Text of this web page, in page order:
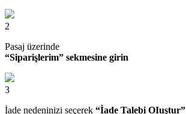
2
Pasaj üzerinde
“Siparişlerim” sekmesine girin
3
İade nedeninizi seçerek “İade Talebi OIuştur”